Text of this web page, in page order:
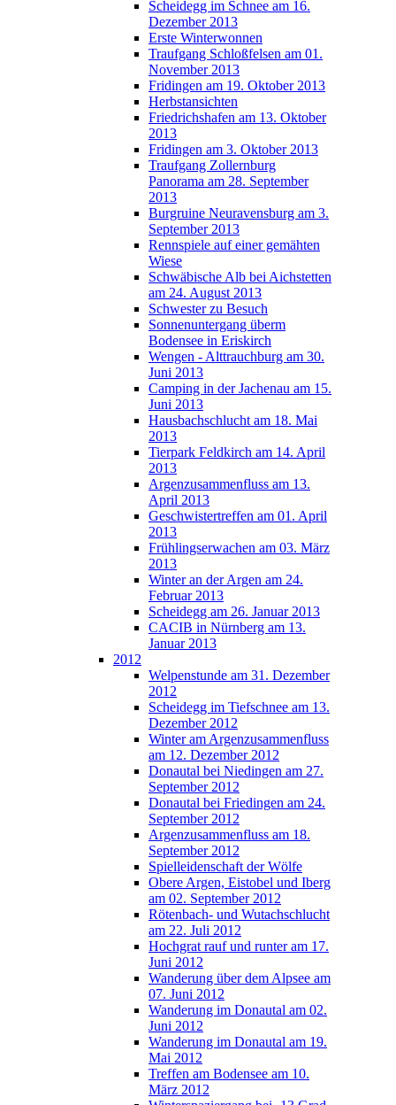
Scheidegg im Schnee am 16.
Dezember 2013
Erste Winterwonnen
Traufgang Schloßfelsen am 01.
November 2013
Fridingen am 19. Oktober 2013
Herbstansichten
Friedrichshafen am 13. Oktober
2013
Fridingen am 3. Oktober 2013
Traufgang Zollernburg
Panorama am 28. September
2013
Burgruine Neuravensburg am 3.
September 2013
Rennspiele auf einer gemähten
Wiese
Schwäbische Alb bei Aichstetten
am 24. August 2013
Schwester zu Besuch
Sonnenuntergang überm
Bodensee in Eriskirch
Wengen - Alttrauchburg am 30.
Juni 2013
Camping in der Jachenau am 15.
Juni 2013
Hausbachschlucht am 18. Mai
2013
Tierpark Feldkirch am 14. April
2013
Argenzusammenfluss am 13.
April 2013
Geschwistertreffen am 01. April
2013
Frühlingserwachen am 03. März
2013
Winter an der Argen am 24.
Februar 2013
Scheidegg am 26. Januar 2013
CACIB in Nürnberg am 13.
Januar 2013
2012
Welpenstunde am 31. Dezember
2012
Scheidegg im Tiefschnee am 13.
Dezember 2012
Winter am Argenzusammenfluss
am 12. Dezember 2012
Donautal bei Niedingen am 27.
September 2012
Donautal bei Friedingen am 24.
September 2012
Argenzusammenfluss am 18.
September 2012
Spielleidenschaft der Wölfe
Obere Argen, Eistobel und Iberg
am 02. September 2012
Rötenbach- und Wutachschlucht
am 22. Juli 2012
Hochgrat rauf und runter am 17.
Juni 2012
Wanderung über dem Alpsee am
07. Juni 2012
Wanderung im Donautal am 02.
Juni 2012
Wanderung im Donautal am 19.
Mai 2012
Treffen am Bodensee am 10.
März 2012